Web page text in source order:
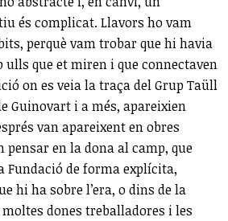
és complicat. Llavors ho vam
perquè vam trobar que hi havia
ulls que et miren i que connectaven
on es veia la traça del Grup Taüll
Guinovart i a més, apareixien
van apareixent en obres
pensar en la dona al camp, que
Fundació de forma explícita,
hi ha sobre l’era, o dins de la
dones treballadores i les